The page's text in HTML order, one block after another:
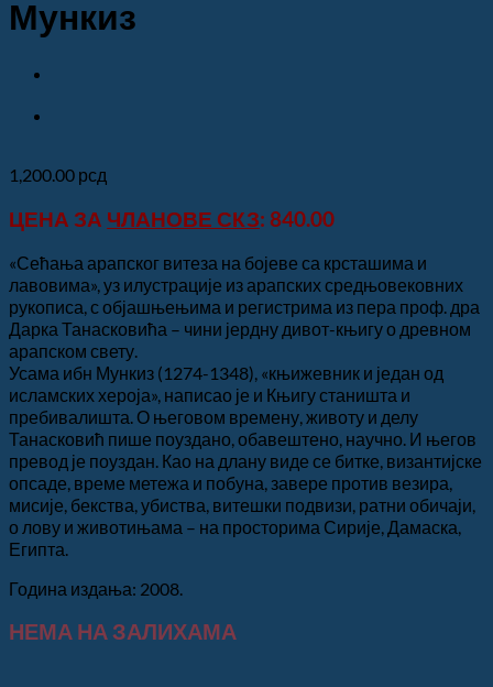
Мункиз
1,200.00 рсд
ЦЕНА ЗА ЧЛАНОВЕ СКЗ: 840.00
«Сећања арапског витеза на бојеве са крсташима и
лавовима», уз илустрације из арапских средњовековних
рукописа, с објашњењима и регистрима из пера проф. дра
Дарка Танасковића – чини јердну дивот-књигу о древном
арапском свету.
Усама ибн Мункиз (1274-1348), «књижевник и један од
исламских хероја», написао је и Књигу станишта и
пребивалишта. О његовом времену, животу и делу
Танасковић пише поуздано, обавештено, научно. И његов
превод је поуздан. Као на длану виде се битке, византијске
опсаде, време метежа и побуна, завере против везира,
мисије, бекства, убиства, витешки подвизи, ратни обичаји,
о лову и животињама – на просторима Сирије, Дамаска,
Египта.
Година издања: 2008.
НЕМА НА ЗАЛИХАМА